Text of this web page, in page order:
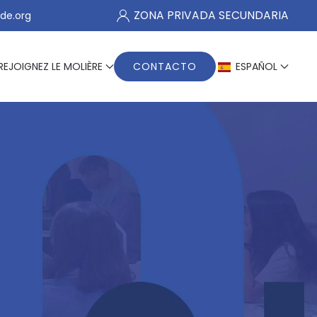
ZONA PRIVADA SECUNDARIA
LE MOLIÈRE CONTACTO ESPAÑOL